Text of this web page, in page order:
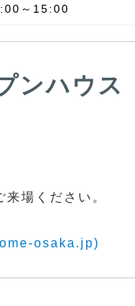
～15:00
ンハウ
場ください。
osaka.jp)